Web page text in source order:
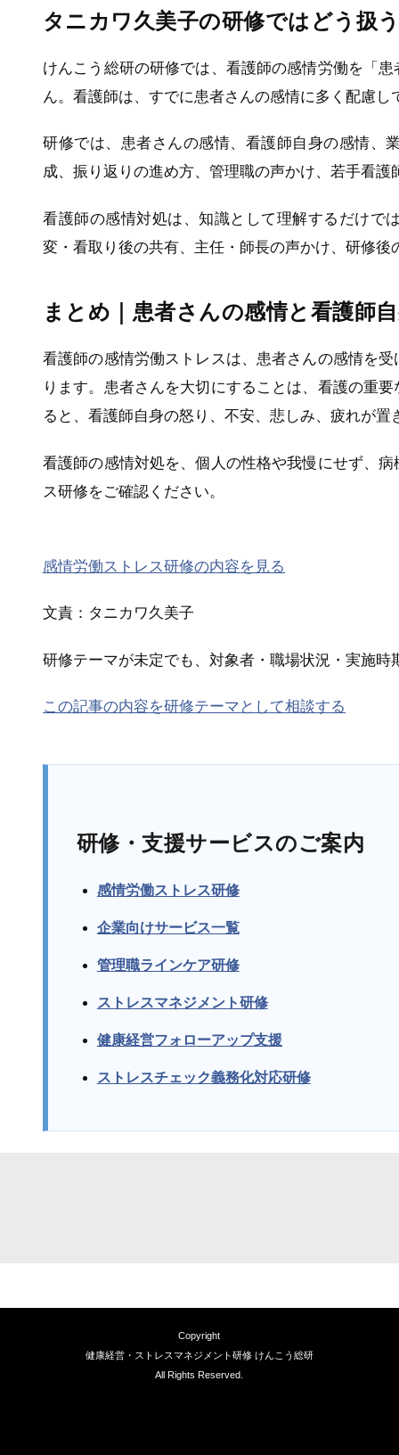
タニカワ久美子の研修ではどう扱
けんこう総研の研修では、看護師の感情労働を「
ん。看護師は、すでに患者さんの感情に多く配慮し
研修では、患者さんの感情、看護師自身の感情、
成、振り返りの進め方、管理職の声かけ、若手看
看護師の感情対処は、知識として理解するだけで
変・看取り後の共有、主任・師長の声かけ、研修
まとめ｜患者さんの感情と看護師
看護師の感情労働ストレスは、患者さんの感情を
ります。患者さんを大切にすることは、看護の重
ると、看護師自身の怒り、不安、悲しみ、疲れが置
看護師の感情対処を、個人の性格や我慢にせず、
ス研修をご確認ください。
感情労働ストレス研修の内容を見る
文責：タニカワ久美子
研修テーマが未定でも、対象者・職場状況・実施時
この記事の内容を研修テーマとして相談する
研修・支援サービスのご案内
感情労働ストレス研修
企業向けサービス一覧
管理職ラインケア研修
ストレスマネジメント研修
健康経営フォローアップ支援
ストレスチェック義務化対応研修
Copyright
健康経営・ストレスマネジメント研修 けんこう総研
All Rights Reserved.